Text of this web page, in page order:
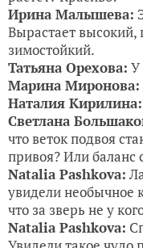
Ирина Малышева:
Вырастает
зимостойкий.
Татьяна Орехова: У
Марина Миронова:
Наталия Кирилина:
Светлана
что веток подвоя
привоя? Или баланс
Natalia Pashkova:
увидели необычное
что за зверь не у
Natalia Pashkova: